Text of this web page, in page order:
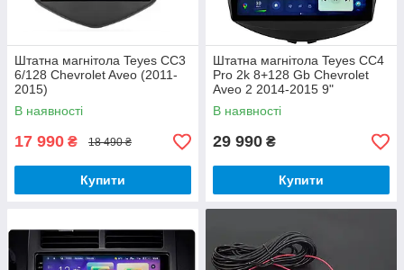
Штатна магнітола Teyes CC3
6/128 Chevrolet Aveo (2011-
2015)
В наявності
17 990 ₴ 18 490 ₴
Купити
Штатна магнітола Teyes CC4
Pro 2k 8+128 Gb Chevrolet
Aveo 2 2014-2015 9"
В наявності
29 990 ₴
Купити